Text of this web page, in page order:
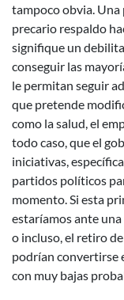
tampoco obvia. Una
precario respaldo
signifique un
conseguir las
le permitan seguir
que pretende
como la salud, el
todo caso, que el
iniciativas,
partidos políticos
momento. Si esta
estaríamos ante
o incluso, el retiro
podrían convertirse
con muy bajas